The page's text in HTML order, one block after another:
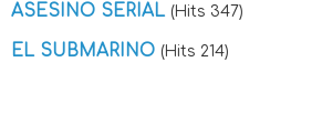
ASESINO SERIAL (Hits 347)
EL SUBMARINO (Hits 214)